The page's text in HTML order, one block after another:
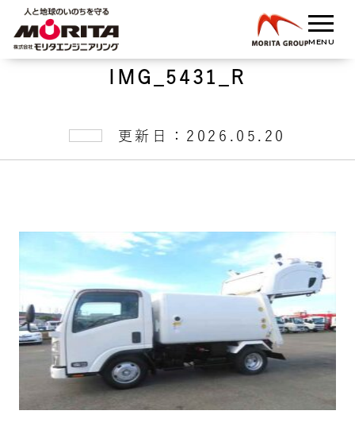
IMG_5431_R
更新日：2026.05.20